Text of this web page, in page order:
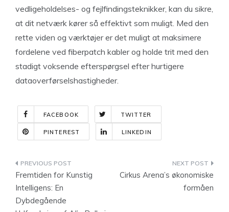
vedligeholdelses- og fejlfindingsteknikker, kan du sikre,
at dit netværk kører så effektivt som muligt. Med den
rette viden og værktøjer er det muligt at maksimere
fordelene ved fiberpatch kabler og holde trit med den
stadigt voksende efterspørgsel efter hurtigere
dataoverførselshastigheder.
FACEBOOK TWITTER
PINTEREST LINKEDIN
Indlægsnavigation
Fremtiden for Kunstig
Intelligens: En
Dybdegående
Cirkus Arena’s økonomiske
formåen